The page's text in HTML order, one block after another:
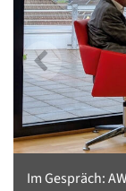
Im Gespräch: